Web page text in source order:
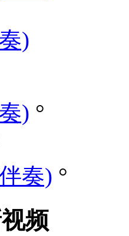
)
) °
奏) °
频